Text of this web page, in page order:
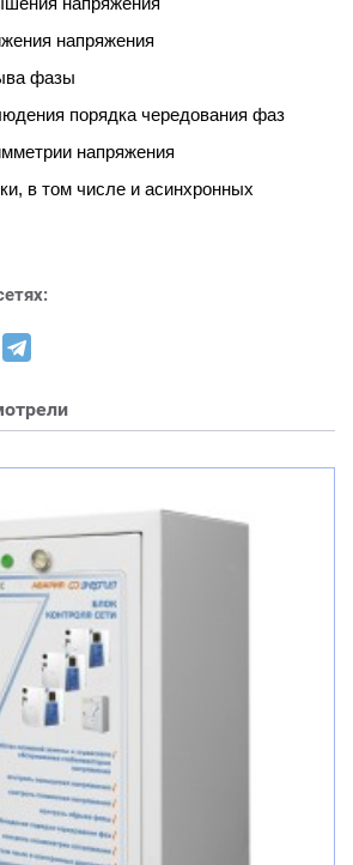
напряжения
фазы
порядка чередования фаз
напряжения
в том числе и асинхронных